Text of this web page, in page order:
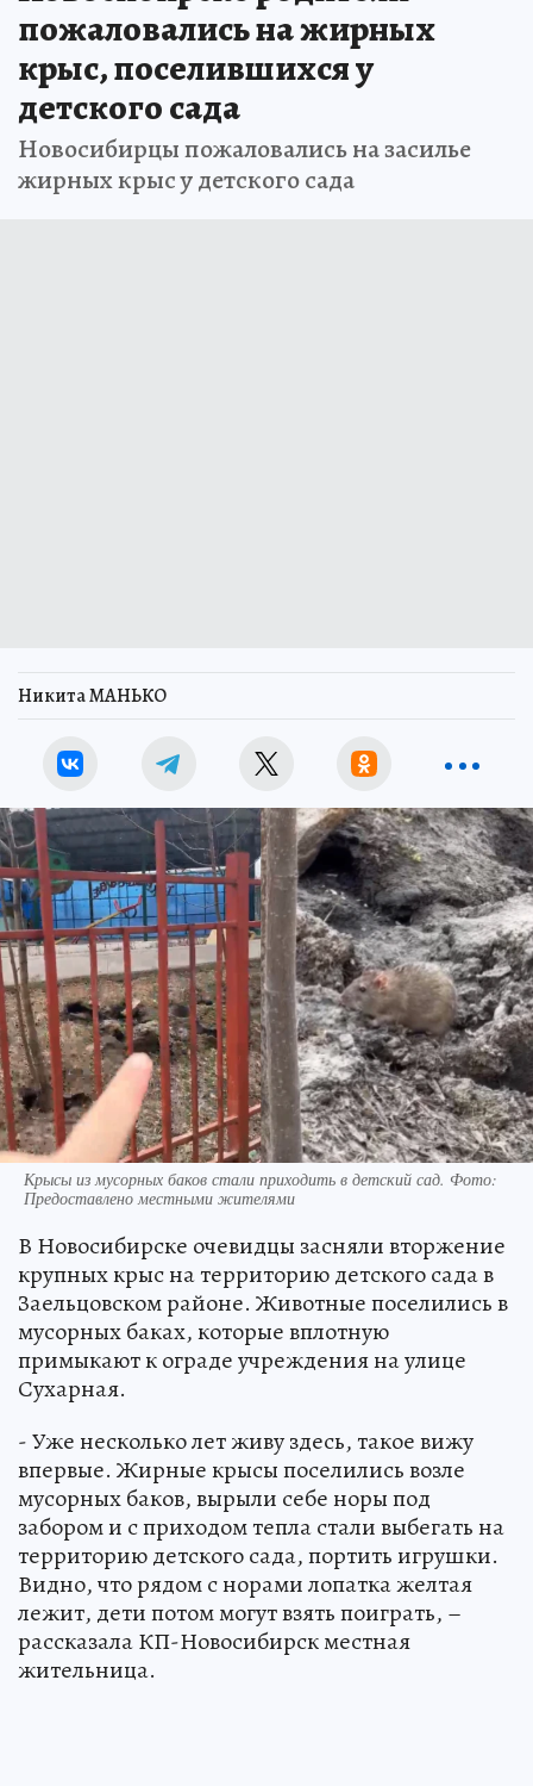
пожаловались на жирных
крыс, поселившихся у
детского сада
Новосибирцы пожаловались на засилье
жирных крыс у детского сада
Никита МАНЬКО
Крысы из мусорных баков стали приходить в детский сад. Фото:
Предоставлено местными жителями
В Новосибирске очевидцы засняли вторжение
крупных крыс на территорию детского сада в
Заельцовском районе. Животные поселились в
мусорных баках, которые вплотную
примыкают к ограде учреждения на улице
Сухарная.
- Уже несколько лет живу здесь, такое вижу
впервые. Жирные крысы поселились возле
мусорных баков, вырыли себе норы под
забором и с приходом тепла стали выбегать на
территорию детского сада, портить игрушки.
Видно, что рядом с норами лопатка желтая
лежит, дети потом могут взять поиграть, –
рассказала КП-Новосибирск местная
жительница.